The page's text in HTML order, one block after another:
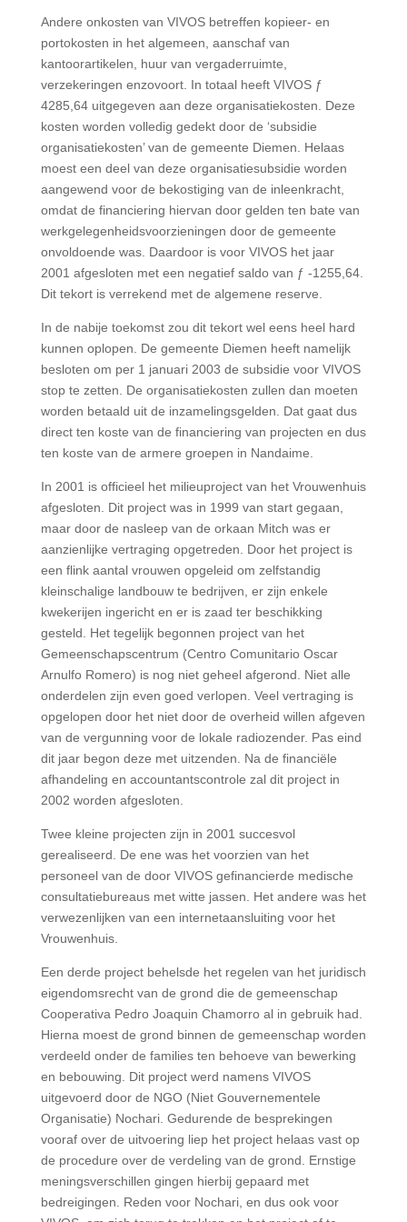
Andere onkosten van VIVOS betreffen kopieer- en
portokosten in het algemeen, aanschaf van
kantoorartikelen, huur van vergaderruimte,
verzekeringen enzovoort. In totaal heeft VIVOS ƒ
4285,64 uitgegeven aan deze organisatiekosten. Deze
kosten worden volledig gedekt door de ‘subsidie
organisatiekosten’ van de gemeente Diemen. Helaas
moest een deel van deze organisatiesubsidie worden
aangewend voor de bekostiging van de inleenkracht,
omdat de financiering hiervan door gelden ten bate van
werkgelegenheidsvoorzieningen door de gemeente
onvoldoende was. Daardoor is voor VIVOS het jaar
2001 afgesloten met een negatief saldo van ƒ -1255,64.
Dit tekort is verrekend met de algemene reserve.
In de nabije toekomst zou dit tekort wel eens heel hard
kunnen oplopen. De gemeente Diemen heeft namelijk
besloten om per 1 januari 2003 de subsidie voor VIVOS
stop te zetten. De organisatiekosten zullen dan moeten
worden betaald uit de inzamelingsgelden. Dat gaat dus
direct ten koste van de financiering van projecten en dus
ten koste van de armere groepen in Nandaime.
In 2001 is officieel het milieuproject van het Vrouwenhuis
afgesloten. Dit project was in 1999 van start gegaan,
maar door de nasleep van de orkaan Mitch was er
aanzienlijke vertraging opgetreden. Door het project is
een flink aantal vrouwen opgeleid om zelfstandig
kleinschalige landbouw te bedrijven, er zijn enkele
kwekerijen ingericht en er is zaad ter beschikking
gesteld. Het tegelijk begonnen project van het
Gemeenschapscentrum (Centro Comunitario Oscar
Arnulfo Romero) is nog niet geheel afgerond. Niet alle
onderdelen zijn even goed verlopen. Veel vertraging is
opgelopen door het niet door de overheid willen afgeven
van de vergunning voor de lokale radiozender. Pas eind
dit jaar begon deze met uitzenden. Na de financiële
afhandeling en accountantscontrole zal dit project in
2002 worden afgesloten.
Twee kleine projecten zijn in 2001 succesvol
gerealiseerd. De ene was het voorzien van het
personeel van de door VIVOS gefinancierde medische
consultatiebureaus met witte jassen. Het andere was het
verwezenlijken van een internetaansluiting voor het
Vrouwenhuis.
Een derde project behelsde het regelen van het juridisch
eigendomsrecht van de grond die de gemeenschap
Cooperativa Pedro Joaquin Chamorro al in gebruik had.
Hierna moest de grond binnen de gemeenschap worden
verdeeld onder de families ten behoeve van bewerking
en bebouwing. Dit project werd namens VIVOS
uitgevoerd door de NGO (Niet Gouvernementele
Organisatie) Nochari. Gedurende de besprekingen
vooraf over de uitvoering liep het project helaas vast op
de procedure over de verdeling van de grond. Ernstige
meningsverschillen gingen hierbij gepaard met
bedreigingen. Reden voor Nochari, en dus ook voor